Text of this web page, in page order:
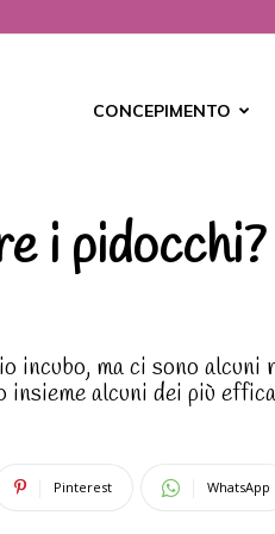
CONCEPIMENTO
i
incubo, ma ci sono
alcuni dei più
Pinterest WhatsApp